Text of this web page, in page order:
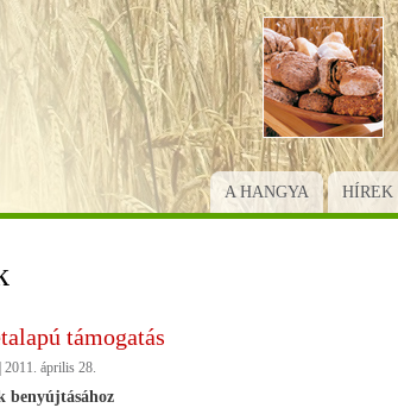
Ugrás
a
tartalomra
A HANGYA HÍREK
támogatás
2011. április 28.
benyújtásához